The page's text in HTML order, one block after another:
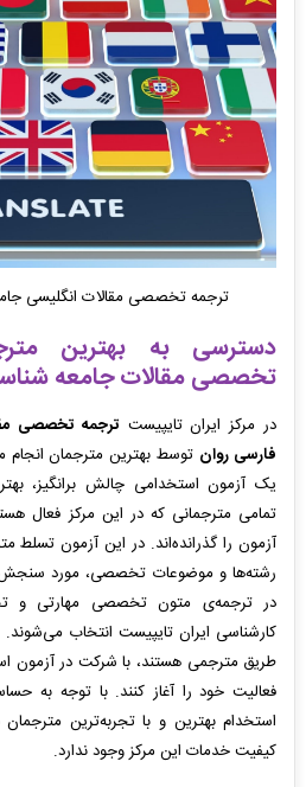
ترجمه تخصصی مقالات انگلیسی
دسترسی به بهترین
تخصصی مقالات جامعه
در مرکز ایران تایپیست ترجمه تخصصی
فارسی روان توسط بهترین مترجمان انجام
یک آزمون استخدامی چالش برانگیز،
تمامی مترجمانی که در این مرکز فعال
آزمون را گذرانده‌اند. در این آزمون تسلط
رشته‌ها و موضوعات تخصصی، مورد سنجش
در ترجمه‌ی متون تخصصی مهارتی و
کارشناسی ایران تایپیست انتخاب
طریق مترجمی هستند، با شرکت در آزمون
فعالیت خود را آغاز کنند. با توجه به
استخدام بهترین و با تجربه‌ترین
کیفیت خدمات این مرکز وجود ندارد.